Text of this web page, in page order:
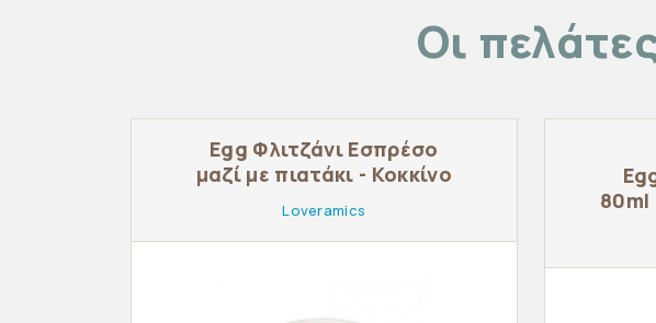
Οι
Egg Φλιτζάνι Εσπρέσο
μαζί με πιατάκι - Κοκκίνο
Loveramics
80ml